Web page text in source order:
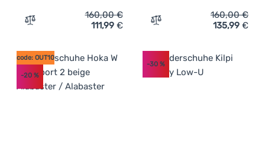
Zum Vergleich 'Herrenschuhe Under Armour Velociti
160,00€
111,99 € Zum Vergleich 'Herren
160,00€
135,99 €
code: OUT10
-20 %
-30%